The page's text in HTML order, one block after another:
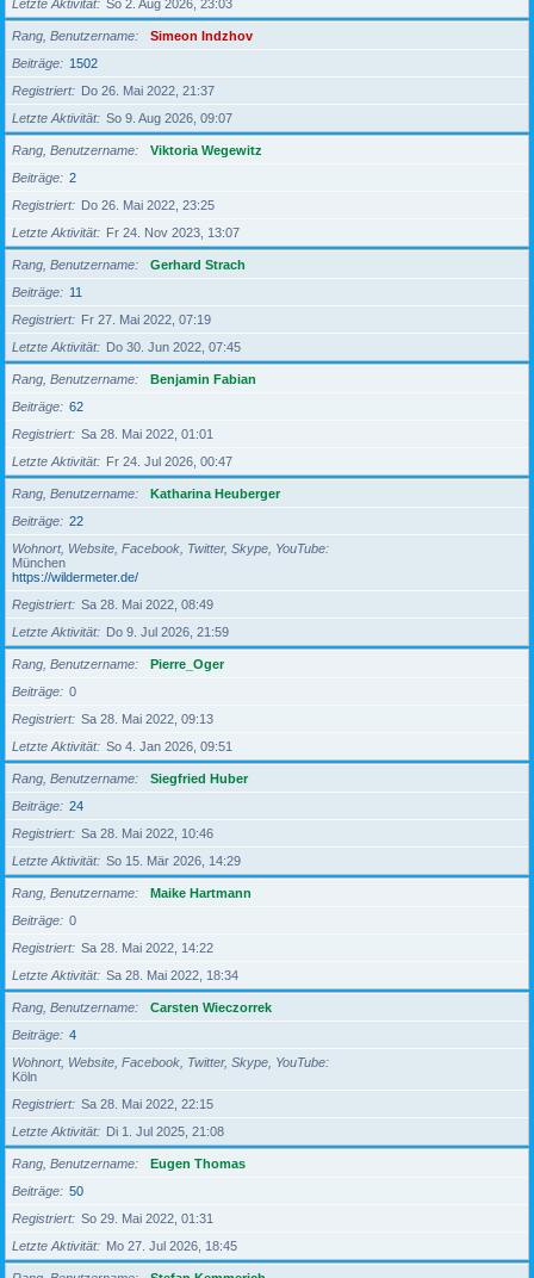
Letzte Aktivität
So 2. Aug 2026, 23:03
Rang, Benutzername
Simeon Indzhov
Beiträge
1502
Registriert
Do 26. Mai 2022, 21:37
Letzte Aktivität
So 9. Aug 2026, 09:07
Rang, Benutzername
Viktoria Wegewitz
Beiträge
2
Registriert
Do 26. Mai 2022, 23:25
Letzte Aktivität
Fr 24. Nov 2023, 13:07
Rang, Benutzername
Gerhard Strach
Beiträge
11
Registriert
Fr 27. Mai 2022, 07:19
Letzte Aktivität
Do 30. Jun 2022, 07:45
Rang, Benutzername
Benjamin Fabian
Beiträge
62
Registriert
Sa 28. Mai 2022, 01:01
Letzte Aktivität
Fr 24. Jul 2026, 00:47
Rang, Benutzername
Katharina Heuberger
Beiträge
22
Wohnort, Website, Facebook, Twitter, Skype, YouTube
München
https://wildermeter.de/
Registriert
Sa 28. Mai 2022, 08:49
Letzte Aktivität
Do 9. Jul 2026, 21:59
Rang, Benutzername
Pierre_Oger
Beiträge
0
Registriert
Sa 28. Mai 2022, 09:13
Letzte Aktivität
So 4. Jan 2026, 09:51
Rang, Benutzername
Siegfried Huber
Beiträge
24
Registriert
Sa 28. Mai 2022, 10:46
Letzte Aktivität
So 15. Mär 2026, 14:29
Rang, Benutzername
Maike Hartmann
Beiträge
0
Registriert
Sa 28. Mai 2022, 14:22
Letzte Aktivität
Sa 28. Mai 2022, 18:34
Rang, Benutzername
Carsten Wieczorrek
Beiträge
4
Wohnort, Website, Facebook, Twitter, Skype, YouTube
Köln
Registriert
Sa 28. Mai 2022, 22:15
Letzte Aktivität
Di 1. Jul 2025, 21:08
Rang, Benutzername
Eugen Thomas
Beiträge
50
Registriert
So 29. Mai 2022, 01:31
Letzte Aktivität
Mo 27. Jul 2026, 18:45